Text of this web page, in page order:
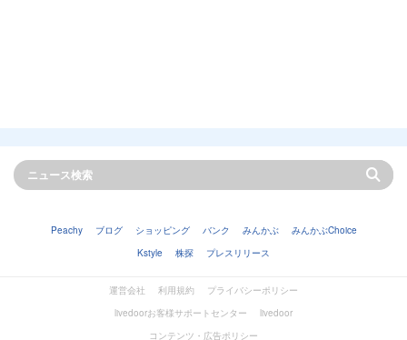
Peachy ブログ ショッピング バンク みんかぶ
みんかぶChoice
Kstyle
株探 プレスリリース
運営会社 利用規約
プライバシーポリシー
livedoorお客様サポートセンター
livedoor
コンテンツ・広告ポリシー